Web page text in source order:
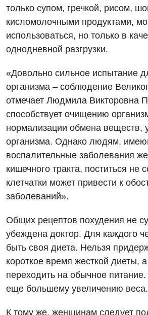
Маммология
Неврология
Онкологическое отделение
Ортопедия и травматология
Оториноларингология
Офтальмологическое отделение
Проктология
Пульмонология
Ревматология
Урология
Физиотерапия
Хирургическое отделение
Эндокринология
только супом, гречкой, рисом,
кисломолочными продуктами,
использоваться, но только в
однодневной разгрузки.
«Довольно сильное испытание
организма – соблюдение
отмечает Людмила Викторовна
способствует очищению
нормализации обмена веществ,
организма. Однако людям,
воспалительные заболевания
кишечного тракта, поститься не
клетчатки может привести к
заболеваний».
Общих рецептов похудения не
убеждена доктор. Для каждого
быть своя диета. Нельзя
короткое время жесткой диеты,
переходить на обычное
еще большему увеличению веса.
К тому же, женщинам следует